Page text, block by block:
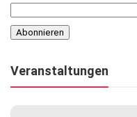
Veranstaltungen